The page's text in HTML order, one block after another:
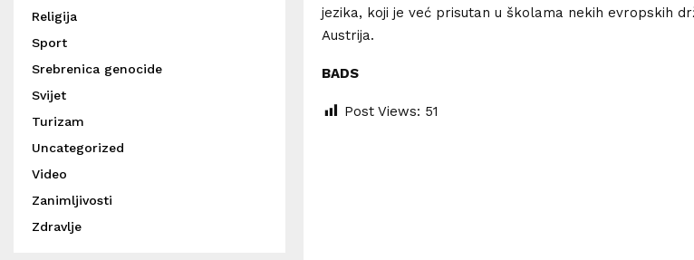
jezika, koji je već prisutan u školama nekih evropskih
Austrija.
BADS
Post Views: 51
Religija
Sport
Srebrenica genocide
Svijet
Turizam
Uncategorized
Video
Zanimljivosti
Zdravlje